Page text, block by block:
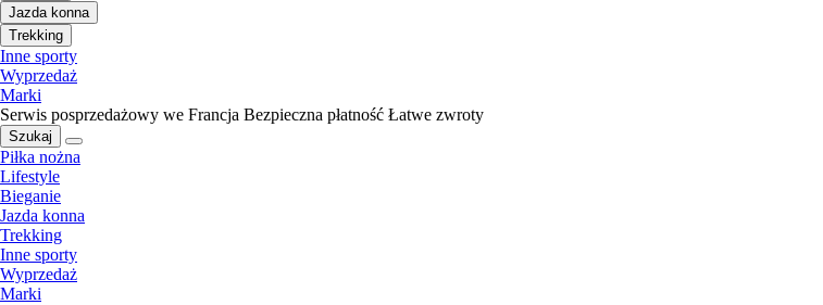
Jazda konna
Trekking
Inne sporty
Wyprzedaż
Marki
Serwis posprzedażowy we Francja Bezpieczna płatność Łatwe zwroty
Szukaj
Piłka nożna
Lifestyle
Bieganie
Jazda konna
Trekking
Inne sporty
Wyprzedaż
Marki